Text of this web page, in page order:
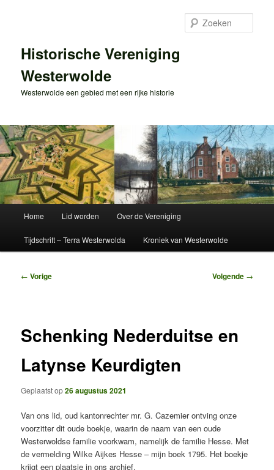
inhoudHistorische Vereniging
Westerwolde
Westerwolde een gebied met een rijke historie
Home Lid worden Over de Vereniging
Tijdschrift – Terra Westerwolda Kroniek van Westerwolde
Bericht
← Vorige Volgende →
Schenking Nederduitse en
Latynse Keurdigten
Geplaatst op26 augustus 2021
Van ons lid, oud kantonrechter mr. G. Cazemier ontving onze
voorzitter dit oude boekje, waarin de naam van een oude
Westerwoldse familie voorkwam, namelijk de familie Hesse. Met
de vermelding Wilke Aijkes Hesse – mijn boek 1795. Het boekje
krijgt een plaatsje in ons archief.